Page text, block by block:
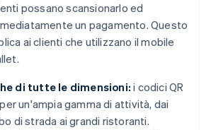
possano scansionarlo ed
un pagamento. Questo
ai clienti che utilizzano il mobile
di tutte le dimensioni: i codici QR
un'ampia gamma di attività, dai
di strada ai grandi ristoranti.